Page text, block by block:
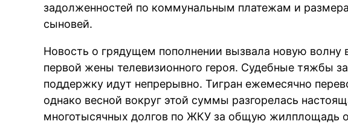
задолженностей по коммунальным платежам и
сыновей.
Новость о грядущем пополнении вызвала новую
первой жены телевизионного героя. Судебные тяжбы
поддержку идут непрерывно. Тигран ежемесячно
однако весной вокруг этой суммы разгорелась
многотысячных долгов по ЖКУ за общую жилплощадь